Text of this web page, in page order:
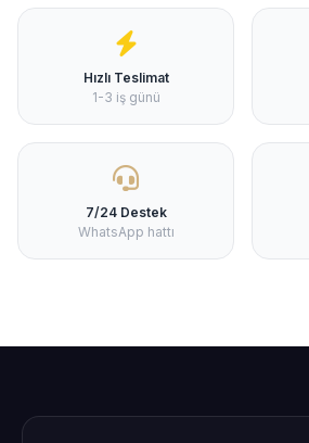
Hızlı Teslimat
1-3 iş günü
7/24 Destek
WhatsApp hattı